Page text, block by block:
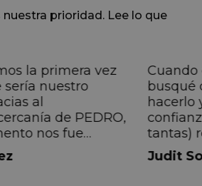
prioridad. Lee lo que
la primera vez
sería nuestro
al
de PEDRO,
nos fue
muy directa, de
teníamos que
busqué
hacerlo
tantas)
muy
Judit